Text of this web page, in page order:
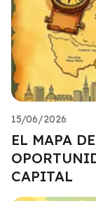
15/06/2026
EL MAPA
CAPITAL